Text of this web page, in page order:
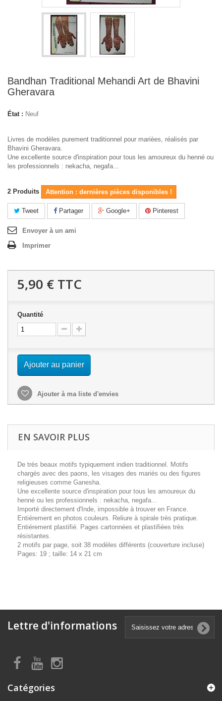
Bandhan Traditional Mehandi Art de Bhavini
Gheravara
État : Neuf
Livres de modèles purement traditionnel pour marièes, réalisés par
Bhavini Gheravara.
Une excellente source d'inspiration pour tous les amoureux du henné ou
les professionnels : nekacha, negafa...
2 Produits Attention : dernières pièces disponibles !
Tweet Partager Google+ Pinterest
Envoyer à un ami
Imprimer
5,90 € TTC
Quantité
Ajouter au panier
Ajouter à ma liste d'envies
EN SAVOIR PLUS
De très beaux motifs typiquement indien traditionnel. Motifs
chargés avec des paons, les visages des mariés ou des figures
religieuses comme Ganesha.
Une excellente source d'inspiration pour tous les amoureux du
henné ou les professionnels : nekacha, negafa...
Importé directement d'Inde, impossible à trouver en France.
Entiérement en photos couleurs. Reliure à spirale très pratique.
Entiérement plastifié. Pages cartonnées et plastifiées très
résistantes.
2 motifs par page, soit 38 modèles différents (couverture incluse)
Pages: 19 ; taille: 14 x 21 cm
Lettre d'informations
Catégories